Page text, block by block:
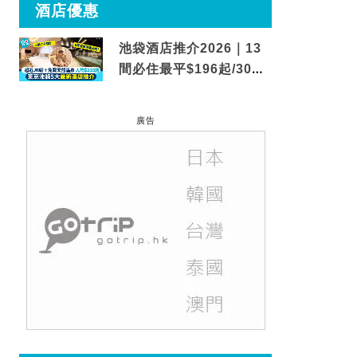
酒店優惠
池袋酒店推介2026｜13
間必住最平$196起/30秒
廣告